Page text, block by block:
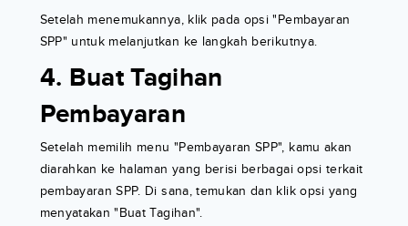
Setelah menemukannya, klik pada opsi "Pembayaran
SPP" untuk melanjutkan ke langkah berikutnya.
4. Buat Tagihan
Pembayaran
Setelah memilih menu "Pembayaran SPP", kamu akan
diarahkan ke halaman yang berisi berbagai opsi terkait
pembayaran SPP. Di sana, temukan dan klik opsi yang
menyatakan "Buat Tagihan".